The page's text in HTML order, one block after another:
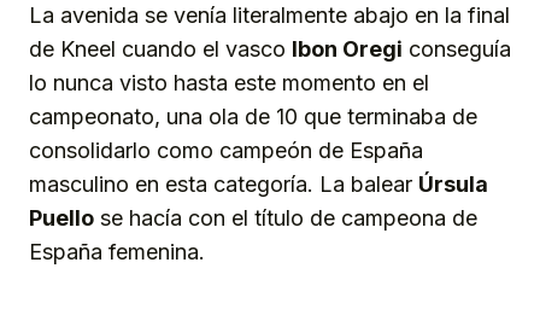
La avenida se venía literalmente abajo en la final
de Kneel cuando el vasco Ibon Oregi conseguía
lo nunca visto hasta este momento en el
campeonato, una ola de 10 que terminaba de
consolidarlo como campeón de España
masculino en esta categoría. La balear Úrsula
Puello se hacía con el título de campeona de
España femenina.